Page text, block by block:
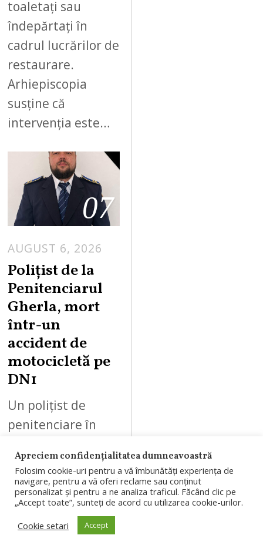
toaletați sau
îndepărtați în
cadrul lucrărilor de
restaurare.
Arhiepiscopia
susține că
intervenția este…
07
AUGUST 6, 2026
Polițist de la
Penitenciarul
Gherla, mort
într-un
accident de
motocicletă pe
DN1
Un polițist de
penitenciare în
ani, angajat al
Penitenciarului
Gherla, a murit
într-un accident de
Apreciem confidențialitatea dumneavoastră
Folosim cookie-uri pentru a vă îmbunătăți experiența de
navigare, pentru a vă oferi reclame sau conținut
personalizat și pentru a ne analiza traficul. Făcând clic pe
„Accept toate”, sunteți de acord cu utilizarea cookie-urilor.
Cookie setari
Accept